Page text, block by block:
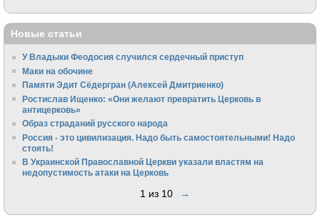
Новые статьи
У Владыки Феодосия случился сердечный приступ
Маки на обочине
Памяти Эдит Сёдергран (Алексей Дмитриенко)
Ростислав Ищенко: «Они желают превратить Церковь в
антицерковь»
Образ страданий русского народа
Россия - это цивилизация. Надо быть самостоятельными! Надо
стоять!
В Украинской Православной Церкви указали властям на
недопустимость атаки на Церковь
1 из 10 →